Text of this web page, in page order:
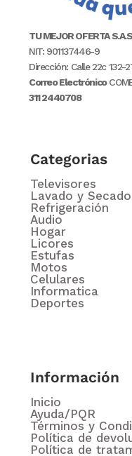
TU MEJOR OFERTA S.A.S
NIT: 901137446-9
Dirección: Calle 22c
Correo Electrónico
311 2440708
Categorias
Televisores
Lavado y Secado
Refrigeración
Audio
Hogar
Licores
Estufas
Motos
Celulares
Informatica
Deportes
Información
Inicio
Ayuda/PQR
Términos y
Política de
Política de